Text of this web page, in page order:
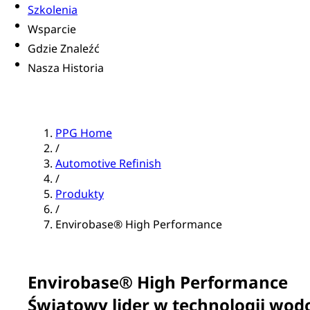
Szkolenia
Wsparcie
Gdzie Znaleźć
Nasza Historia
PPG Home
/
Automotive Refinish
/
Produkty
/
Envirobase® High Performance
Envirobase® High Performance
Światowy lider w technologii